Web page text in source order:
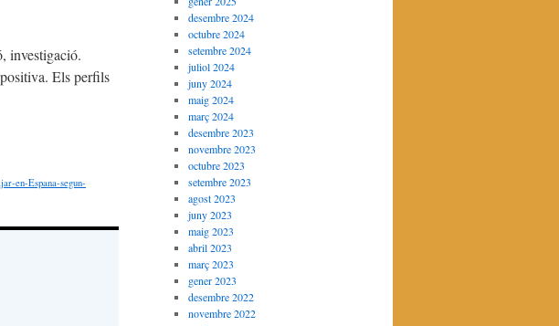
investigació.
Els perfils
en-Espana-segun-
desembre 2024
octubre 2024
setembre 2024
juliol 2024
juny 2024
maig 2024
març 2024
desembre 2023
novembre 2023
octubre 2023
setembre 2023
agost 2023
juny 2023
maig 2023
abril 2023
març 2023
gener 2023
desembre 2022
novembre 2022